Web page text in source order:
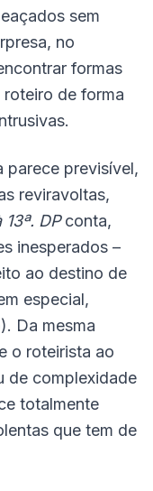
sem
no
formas
de forma
parece previsível,
reviravoltas,
DPconta,
inesperados –
ao destino de
especial,
Da mesma
o roteirista ao
de complexidade
totalmente
que tem de